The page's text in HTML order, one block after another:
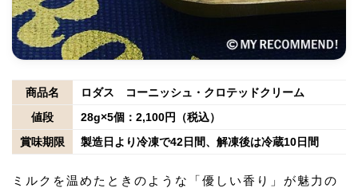
商品名
ロダス コーニッシュ・クロテッドクリーム
値段
28g×5個：2,100円（税込）
賞味期限
製造日より冷凍で42日間、解凍後は冷蔵10日間
ミルクを温めたときのような「優しい香り」が魅力の